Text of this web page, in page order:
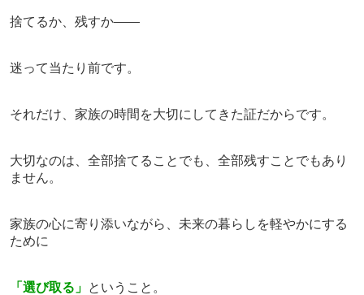
捨てるか、残すか――
迷って当たり前です。
それだけ、家族の時間を大切にしてきた証だからです。
大切なのは、 全部捨てることでも、全部残すことでもあり
ません。
家族の心に寄り添いながら、 未来の暮らしを軽やかにする
ために
「選び取る」 ということ。